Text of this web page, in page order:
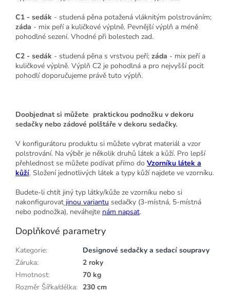
C1 - sedák - studená pěna potažená vláknitým polstrováním;
záda - mix peří a kuličkové výplně. Pevnější výplň a méně
pohodlné sezení. Vhodné při bolestech zad.
C2 - sedák - studená pěna s vrstvou peří; záda - mix peří a
kuličkové výplně. Výplň C2 je pohodlná a pro nejvyšší pocit
pohodlí doporučujeme právě tuto výplň.
Doobjednat si můžete praktickou podnožku v dekoru
sedačky nebo zádové polštáře v dekoru sedačky.
V konfigurátoru produktu si můžete vybrat materiál a vzor
polstrování. Na výběr je několik druhů látek a kůží. Pro lepší
přehlednost se můžete podívat přímo do Vzorníku látek a
kůží. Složení jednotlivých látek a typy kůží najdete ve vzorníku.
Budete-li chtít jiný typ látky/kůže ze vzorníku nebo si
nakonfigurovat jinou variantu sedačky (3-místná, 5-místná
nebo podnožka), neváhejte nám napsat.
Doplňkové parametry
Kategorie:
Designové sedačky a sedací soupravy
Záruka:
2 roky
Hmotnost:
70 kg
Rozměr Šířka/délka: 230 cm